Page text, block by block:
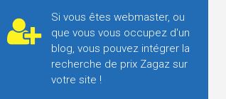
Si vous êtes webmaster, ou
que vous vous occupez d'un
blog, vous pouvez intégrer la
recherche de prix Zagaz sur
votre site !